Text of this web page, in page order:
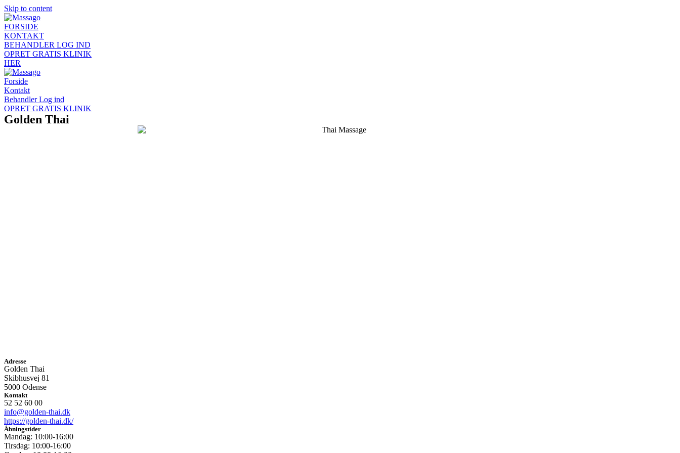
Skip to content
FORSIDE
KONTAKT
BEHANDLER LOG IND
OPRET GRATIS KLINIK
HER
Forside
Kontakt
Behandler Log ind
OPRET GRATIS KLINIK
Golden Thai
Adresse
Golden Thai
Skibhusvej 81
5000 Odense
Kontakt
52 52 60 00
info@golden-thai.dk
https://golden-thai.dk/
Åbningstider
Mandag: 10:00-16:00
Tirsdag: 10:00-16:00